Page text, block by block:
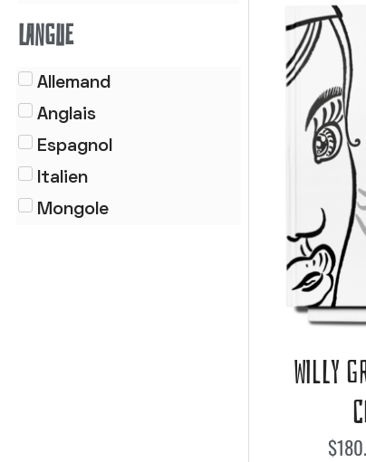
Tableau
Traités
LANGUE
Allemand
Anglais
Espagnol
Italien
Mongole
WILLY
$